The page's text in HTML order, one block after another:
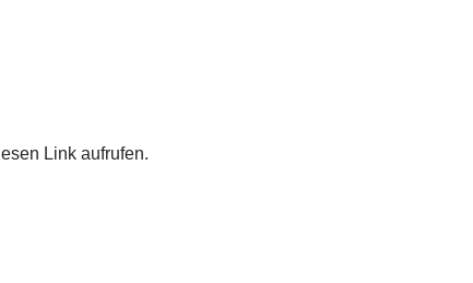
Link aufrufen.